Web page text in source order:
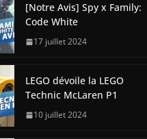
[Notre Avis] Spy x Family:
Code White
17 juillet 2024
LEGO dévoile la LEGO
Technic McLaren P1
10 juillet 2024